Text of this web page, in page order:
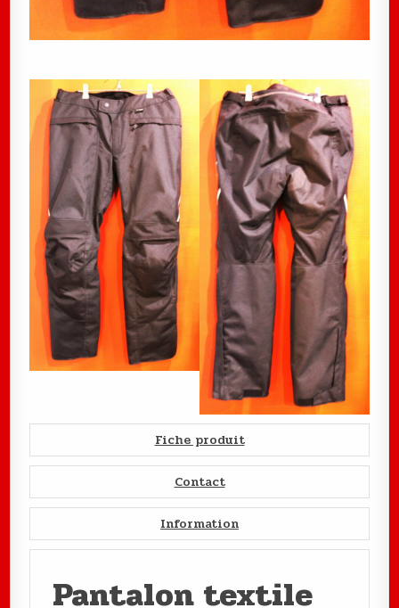
Fiche produit
Contact
Information
Pantalon textile